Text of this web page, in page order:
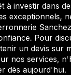
à investir dans
exceptionnels,
Pour
un devis sur
nos services,
dès aujourd'hui.